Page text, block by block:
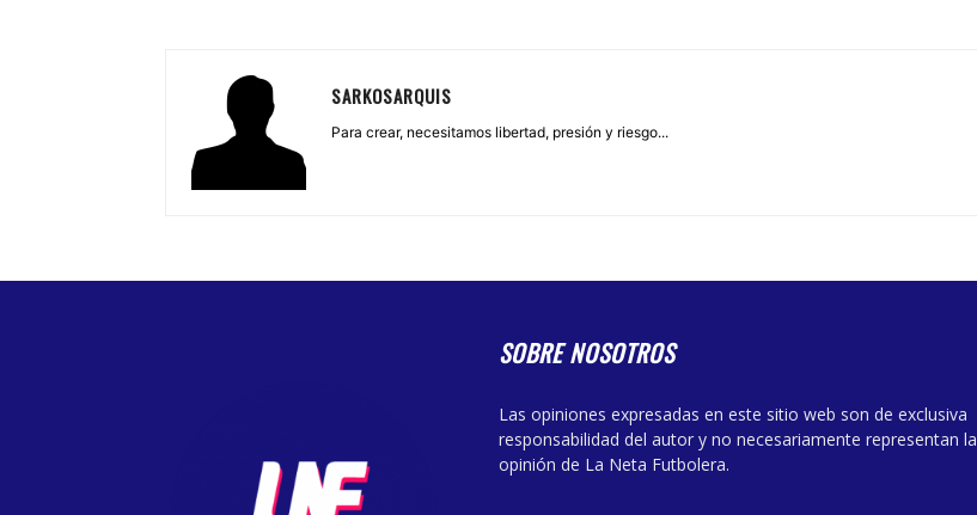
SARKOSARQUIS
Para crear, necesitamos libertad, presión y riesgo...
SOBRE NOSOTROS
Las opiniones expresadas en este sitio web son de exclusiva
responsabilidad del autor y no necesariamente representan la
opinión de La Neta Futbolera.